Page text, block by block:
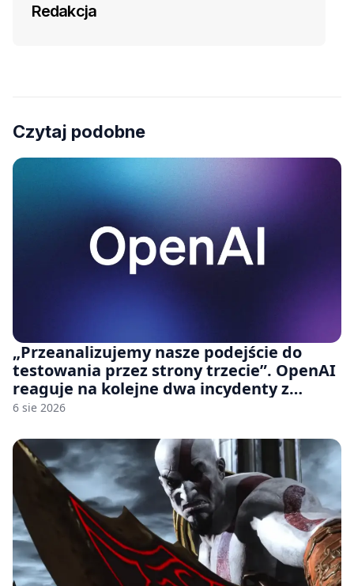
Redakcja
Czytaj podobne
„Przeanalizujemy nasze podejście do
testowania przez strony trzecie”. OpenAI
reaguje na kolejne dwa incydenty z
udziałem autorskich modeli
6 sie 2026